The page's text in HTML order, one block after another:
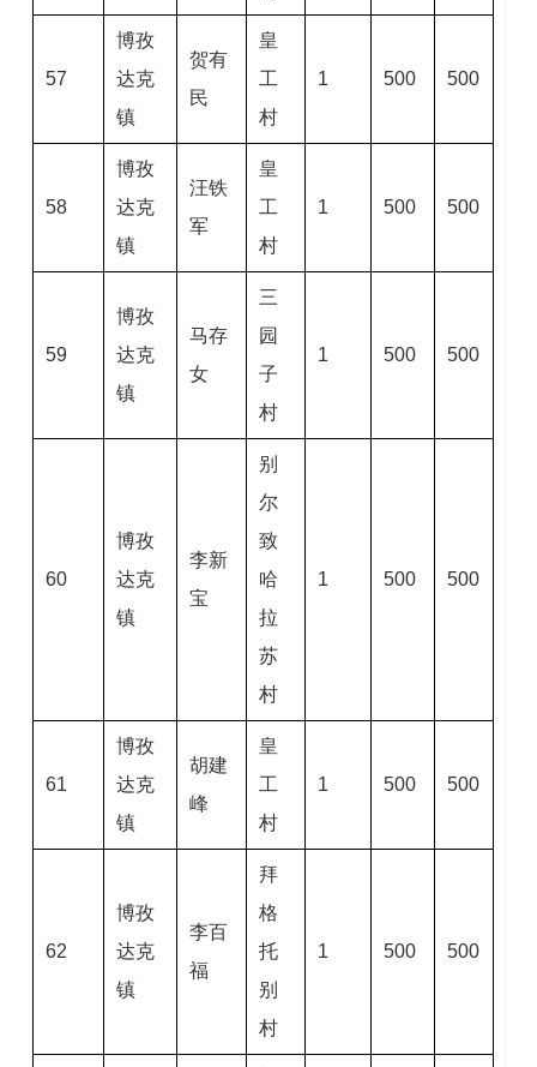
57
博孜
达克
镇
贺有
民
皇
工
村
1 500 500
58
博孜
达克
镇
汪铁
军
皇
工
村
1 500 500
59
博孜
达克
镇
马存
女
三
园
子
村
1 500 500
60
博孜
达克
镇
李新
宝
别
尔
致
哈
拉
苏
村
1 500 500
61
博孜
达克
镇
胡建
峰
皇
工
村
1 500 500
62
博孜
达克
镇
李百
福
拜
格
托
别
村
1 500 500